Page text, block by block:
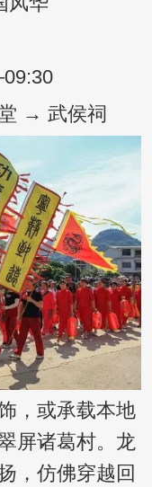
→ 武侯祠
，或承载本地
屏诸葛村。龙
，仿佛穿越回